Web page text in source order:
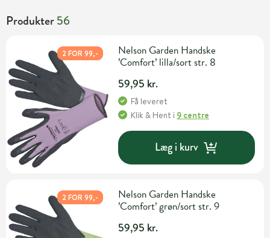
Produkter56
2 FOR 99,-
Nelson Garden Handske
’Comfort’ lilla/sort str. 8
59,95 kr.
Få leveret
Klik & Hent i 9 centre
Læg i kurv
2 FOR 99,-
Nelson Garden Handske
’Comfort’ grøn/sort str. 9
59,95 kr.